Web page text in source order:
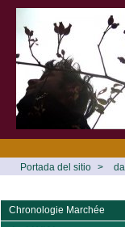
Portada del sitio >
Chronologie Marchée